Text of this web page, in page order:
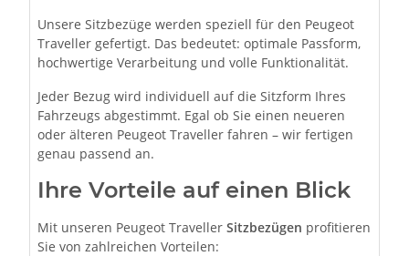
Unsere Sitzbezüge werden speziell für den Peugeot
Traveller gefertigt. Das bedeutet: optimale Passform,
hochwertige Verarbeitung und volle Funktionalität.
Jeder Bezug wird individuell auf die Sitzform Ihres
Fahrzeugs abgestimmt. Egal ob Sie einen neueren
oder älteren Peugeot Traveller fahren – wir fertigen
genau passend an.
Ihre Vorteile auf einen Blick
Mit unseren Peugeot Traveller Sitzbezügen profitieren
Sie von zahlreichen Vorteilen: